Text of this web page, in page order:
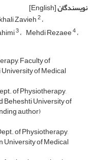
نویسندگان[English]
Zavieh2
3 Mehdi Rezaee4
Faculty of
of Medical
of Physiotherapy,
Beheshti University of
author)
of Physiotherapy,
University of Medical